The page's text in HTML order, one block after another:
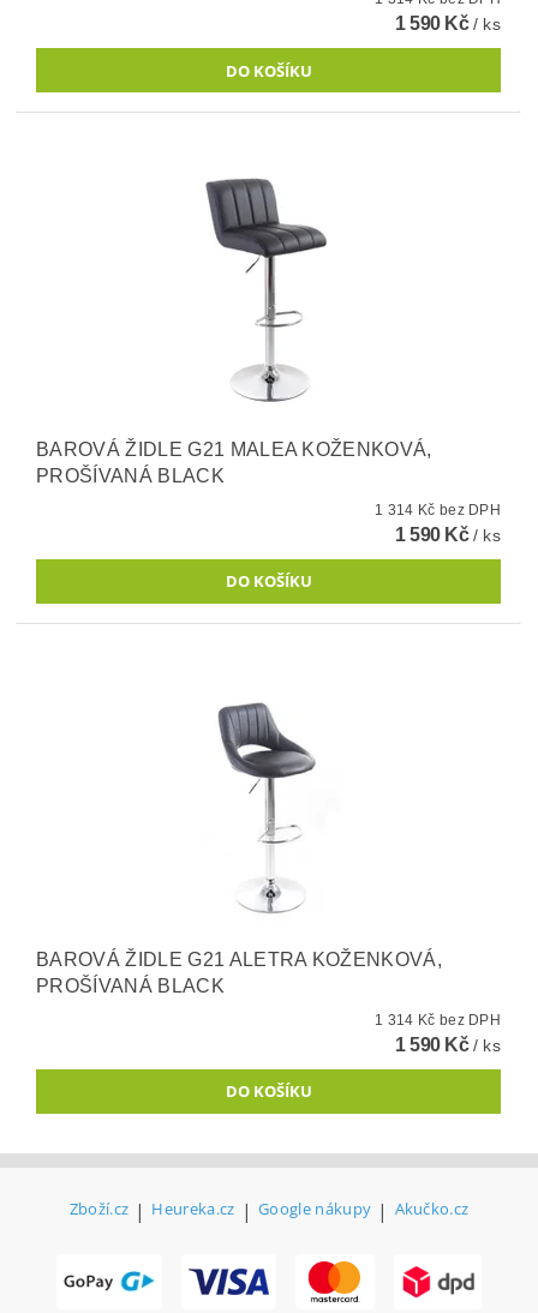
1 590 Kč/ ks
BAROVÁ ŽIDLE G21 MALEA KOŽENKOVÁ,
PROŠÍVANÁ BLACK
1 314 Kč bez DPH
1 590 Kč/ ks
BAROVÁ ŽIDLE G21 ALETRA KOŽENKOVÁ,
PROŠÍVANÁ BLACK
1 314 Kč bez DPH
1 590 Kč/ ks
Zboží.cz | Heureka.cz | Google nákupy | Akučko.cz